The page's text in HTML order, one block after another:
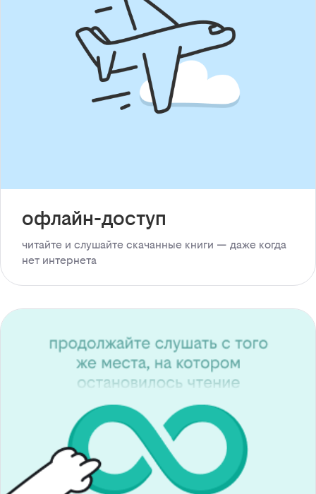
офлайн-доступ
читайте и слушайте скачанные книги — даже когда
нет интернета